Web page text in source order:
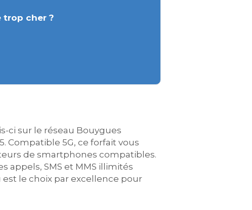
trop cher ?
ci sur le réseau Bouygues
Compatible 5G, ce forfait vous
de smartphones compatibles.
appels, SMS et MMS illimités
est le choix par excellence pour